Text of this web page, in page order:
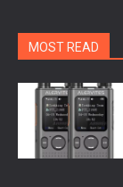
MOST READ